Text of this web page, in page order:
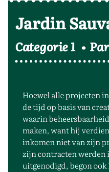
Jardin
Categorie 1
Hoewel alle projecten
de tijd op basis van
waarin
maken, want hij
inkomen niet van zijn
zijn contracten werden
uitgenodigd, begon